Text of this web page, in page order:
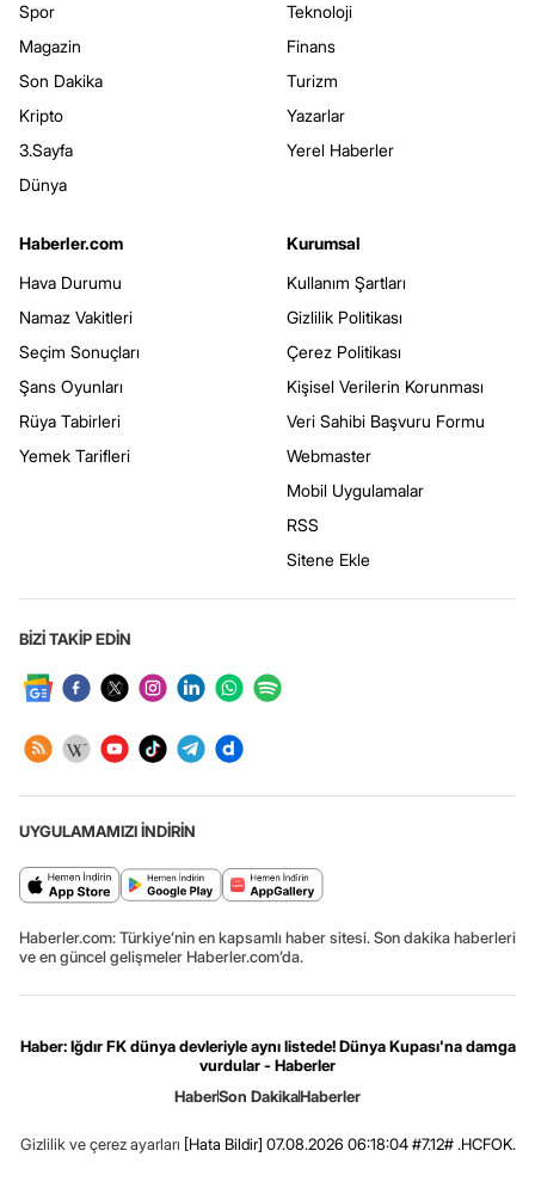
Spor
Magazin
Son Dakika
Kripto
3.Sayfa
Dünya
Teknoloji
Finans
Turizm
Yazarlar
Yerel Haberler
Haberler.com
Hava Durumu
Namaz Vakitleri
Seçim Sonuçları
Şans Oyunları
Rüya Tabirleri
Yemek Tarifleri
Kurumsal
Kullanım Şartları
Gizlilik Politikası
Çerez Politikası
Kişisel Verilerin Korunması
Veri Sahibi Başvuru Formu
Webmaster
Mobil Uygulamalar
RSS
Sitene Ekle
BİZİ TAKİP EDİN
UYGULAMAMIZI İNDİRİN
Haberler.com: Türkiye’nin en kapsamlı haber sitesi. Son dakika haberleri
ve en güncel gelişmeler Haberler.com’da.
Haber: Iğdır FK dünya devleriyle aynı listede! Dünya Kupası'na damga
vurdular - Haberler
HaberSon DakikaHaberler
Gizlilik ve çerez ayarları [Hata Bildir] 07.08.2026 06:18:04 #7.12# .HCFOK.